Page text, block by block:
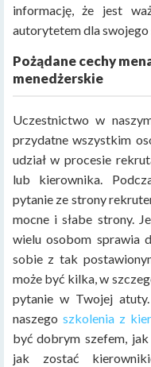
informację, że jest
autorytetem dla swojego
Pożądane cechy
menedżerskie
Uczestnictwo w
przydatne wszystkim
udział w procesie
lub kierownika.
pytanie ze strony
mocne i słabe strony.
wielu osobom sprawia
sobie z tak
może być kilka, w
pytanie w Twojej
naszego szkolenia z
być dobrym szefem,
jak zostać